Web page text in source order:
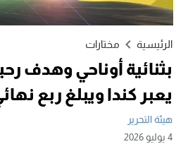
الرئيسية مختارات
بثنائية أوناحي وهدف
يعبر كندا ويبلغ ربع
هيئة التحرير
4 يوليو 2026